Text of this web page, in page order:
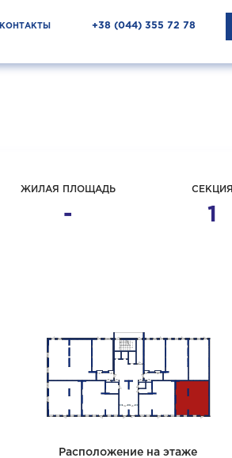
КОНТАКТЫ +38 ‎(044) 355 72 78
ЖИЛАЯ ПЛОЩАДЬ
-
СЕКЦИЯ
1
Расположение на этаже